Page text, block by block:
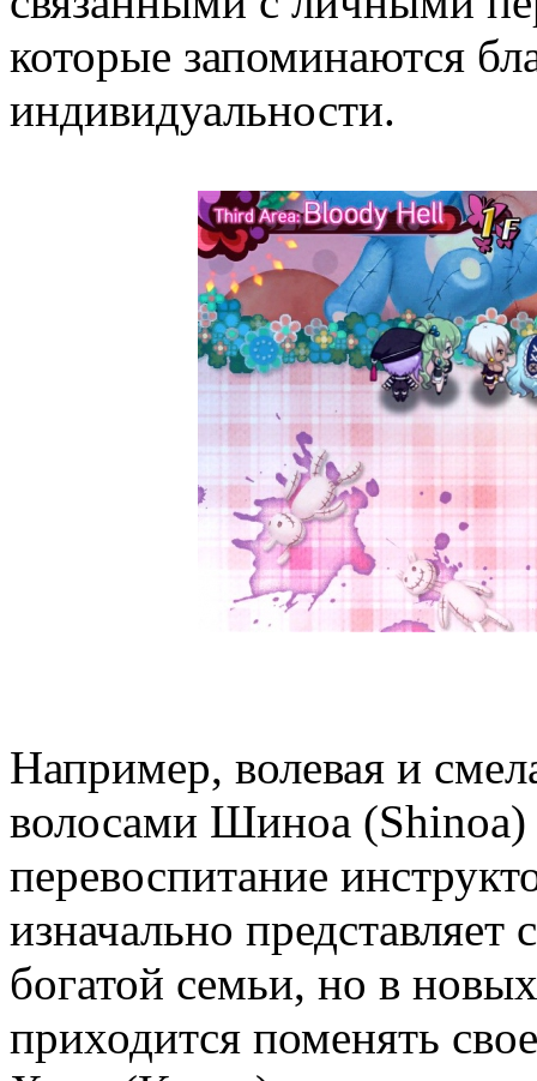
которые запоминаются
индивидуальности.
Например, волевая и
волосами Шиноа (Shinoa)
перевоспитание
изначально
богатой семьи, но в
приходится поменять